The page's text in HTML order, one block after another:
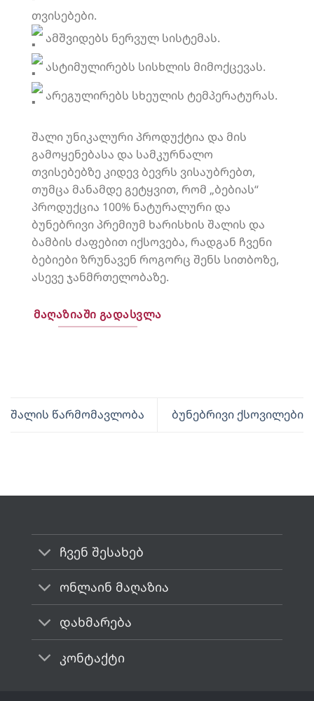
თვისებები.
ამშვიდებს ნერვულ სისტემას.
ასტიმულირებს სისხლის მიმოქცევას.
არეგულირებს სხეულის ტემპერატურას.
შალი უნიკალური პროდუქტია და მის
გამოყენებასა და სამკურნალო
თვისებებზე კიდევ ბევრს ვისაუბრებთ,
თუმცა მანამდე გეტყვით, რომ „ბებიას“
პროდუქცია 100% ნატურალური და
ბუნებრივი პრემიუმ ხარისხის შალის და
ბამბის ძაფებით იქსოვება, რადგან ჩვენი
ბებიები ზრუნავენ როგორც შენს სითბოზე,
ასევე ჯანმრთელობაზე.
ᲛᲐᲦᲐᲖᲘᲐᲨᲘ ᲒᲐᲓᲐᲡᲕᲚᲐ
შალის წარმომავლობა ბუნებრივი ქსოვილები
ჩვენ შესახებ
ონლაინ მაღაზია
დახმარება
კონტაქტი